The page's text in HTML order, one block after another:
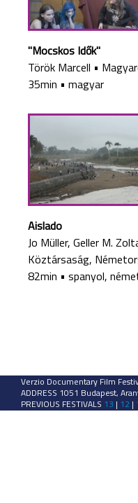
"Mocskos Idők"
Török Marcell •
35min • magyar
Aislado
Jo Müller, Geller M.
Köztársaság,
82min • spanyol,
Verzio Documentary Film
ADDRESS 1051 Budapest,
PREVIOUS FESTIVALS 13 | 12 |